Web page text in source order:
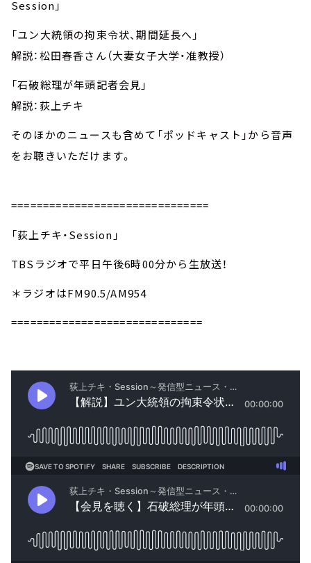
Session」
「ユン大統領の拘束令状、期間延長へ」
解説：松田春香さん（大妻女子大学・准教授）
「石破総理が年頭記者会見」
解説：荻上チキ
そのほかのニュースも含めて「ポッドキャスト」から音声
をお聴きいただけます。
===============================
「荻上チキ・Session」
TBSラジオで平日午後6時00分から生放送！
＊ラジオはFM90.5/AM954
==============================